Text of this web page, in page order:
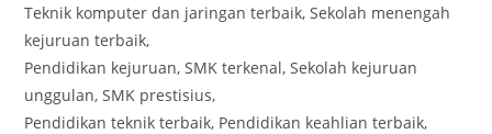
Teknik komputer dan jaringan terbaik, Sekolah menengah
kejuruan terbaik,
Pendidikan kejuruan, SMK terkenal, Sekolah kejuruan
unggulan, SMK prestisius,
Pendidikan teknik terbaik, Pendidikan keahlian terbaik,